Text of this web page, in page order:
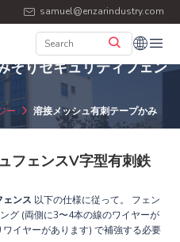
samuel@enzarindustry.com
そりセキュリティフェン
ー
溶接メッシュ有刺テープかみ
フェンスV字型有刺鉄
ェンス 以下の仕様に従って。 フェン
グ (両側に3〜4本の線のワイヤーが
イヤーがあります) で補強する必要